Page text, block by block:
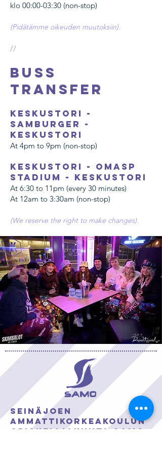
klo 00:00-03:30 (non-stop)
(Pidätämme oikeuden muutoksiin).
//
Buss
transfer
Keskustori -
Samburger -
Keskustori
At 4pm to 9pm (non-stop)
Keskustori - OmaSp
Stadium - Keskustori
At 6:30 to 11pm (every 30 minutes)
At 12am to 3:30am (non-stop)
(We reserve the right to make changes).
Seinäjoen
ammattikorkeakoulun
opiskelijakunta SAMO